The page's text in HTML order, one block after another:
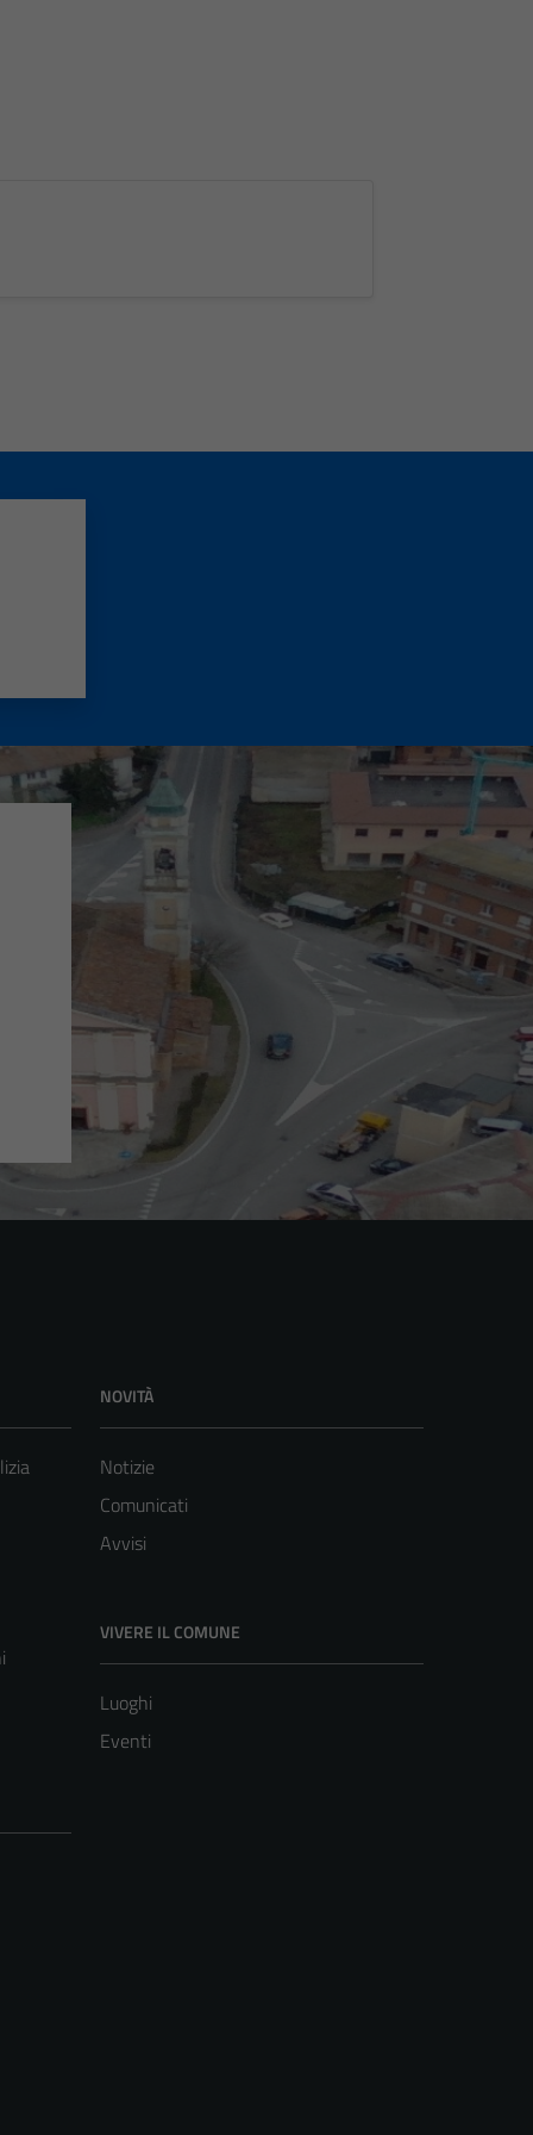
NOVITÀ
Notizie
Comunicati
Avvisi
VIVERE IL COMUNE
Luoghi
Eventi